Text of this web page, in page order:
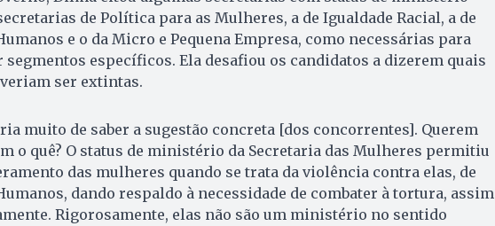
de Política para as Mulheres, a de Igualdade Racial, a de
e o da Micro e Pequena Empresa, como necessárias para
específicos. Ela desafiou os candidatos a dizerem quais
ser extintas.
muito de saber a sugestão concreta [dos concorrentes]. Querem
o quê? O status de ministério da Secretaria das Mulheres permitiu
das mulheres quando se trata da violência contra elas, de
dando respaldo à necessidade de combater à tortura, assim
Rigorosamente, elas não são um ministério no sentido